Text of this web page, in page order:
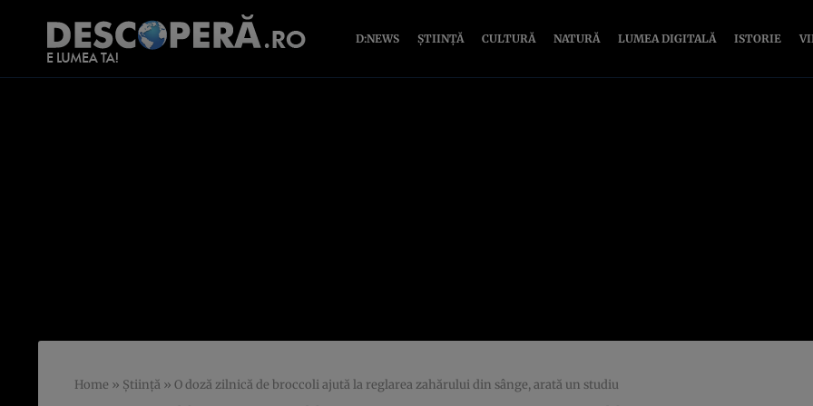
D:NEWS ȘTIINȚĂ CULTURĂ NATURĂ LUMEA DIGITALĂ ISTORIE
Home » Știință » O doză zilnică de broccoli ajută la reglarea zahărului din sânge, arată un studiu